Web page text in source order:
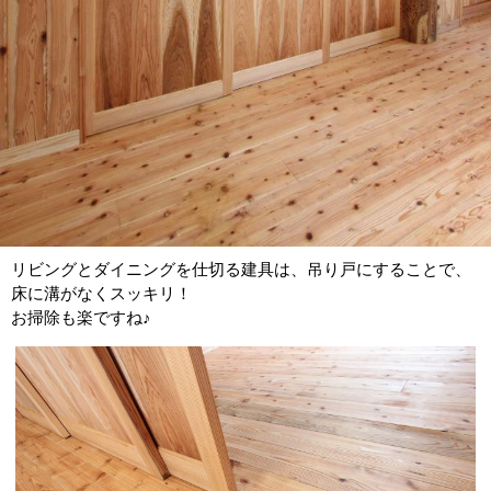
リビングとダイニングを仕切る建具は、吊り戸にすることで、
床に溝がなくスッキリ！
お掃除も楽ですね♪